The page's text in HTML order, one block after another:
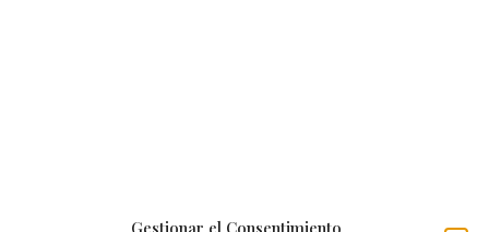
Gestionar el Consentimiento